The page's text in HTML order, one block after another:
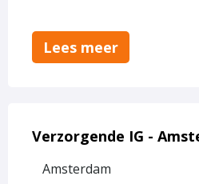
Lees meer
Verzorgende IG -
Amsterdam
meer
Verzorgende